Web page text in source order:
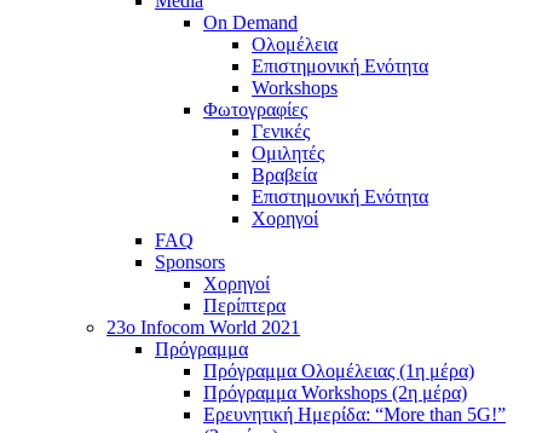
On Demand
Ολομέλεια
Επιστημονική Ενότητα
Workshops
Φωτογραφίες
Γενικές
Ομιλητές
Βραβεία
Επιστημονική Ενότητα
Χορηγοί
FAQ
Sponsors
Χορηγοί
Περίπτερα
23o Infocom World 2021
Πρόγραμμα
Πρόγραμμα Ολομέλειας (1η μέρα)
Πρόγραμμα Workshops (2η μέρα)
Ερευνητική Ημερίδα: “More than 5G!”